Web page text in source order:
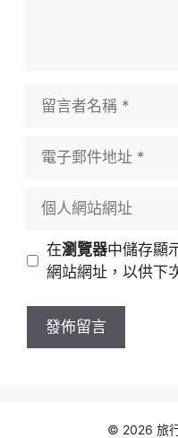
址
站
址
在瀏覽器中儲存顯
網站網址，以供下
© 2026 旅